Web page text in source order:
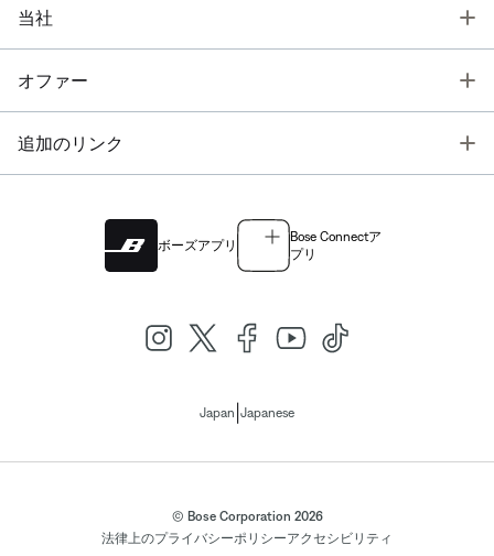
当社
オファー
追加のリンク
ボーズアプリ
Bose Connectア
プリ
Japan Japanese
© Bose Corporation 2026
法律上のプライバシーポリシーアクセシビリティ